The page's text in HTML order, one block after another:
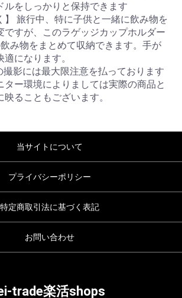
ルをしっかりと保持できます
】 旅行中、特に子供と一緒に飲み物を
ですが、このラゲッジカップホルダー
み物をまとめて収納できます。手が
になります。
影には最大限注意を払っております
ター環境によりましては実際の商品と
ることもございます。
当サイトについて
プライバシーポリシー
特定商取引法に基づく表記
お問い合わせ
trade楽活shops